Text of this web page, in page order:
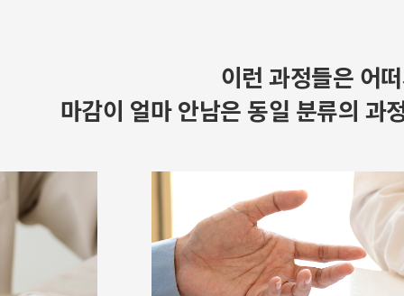
이런 과정들은 어
마감이 얼마 안남은 동일 분류의 과